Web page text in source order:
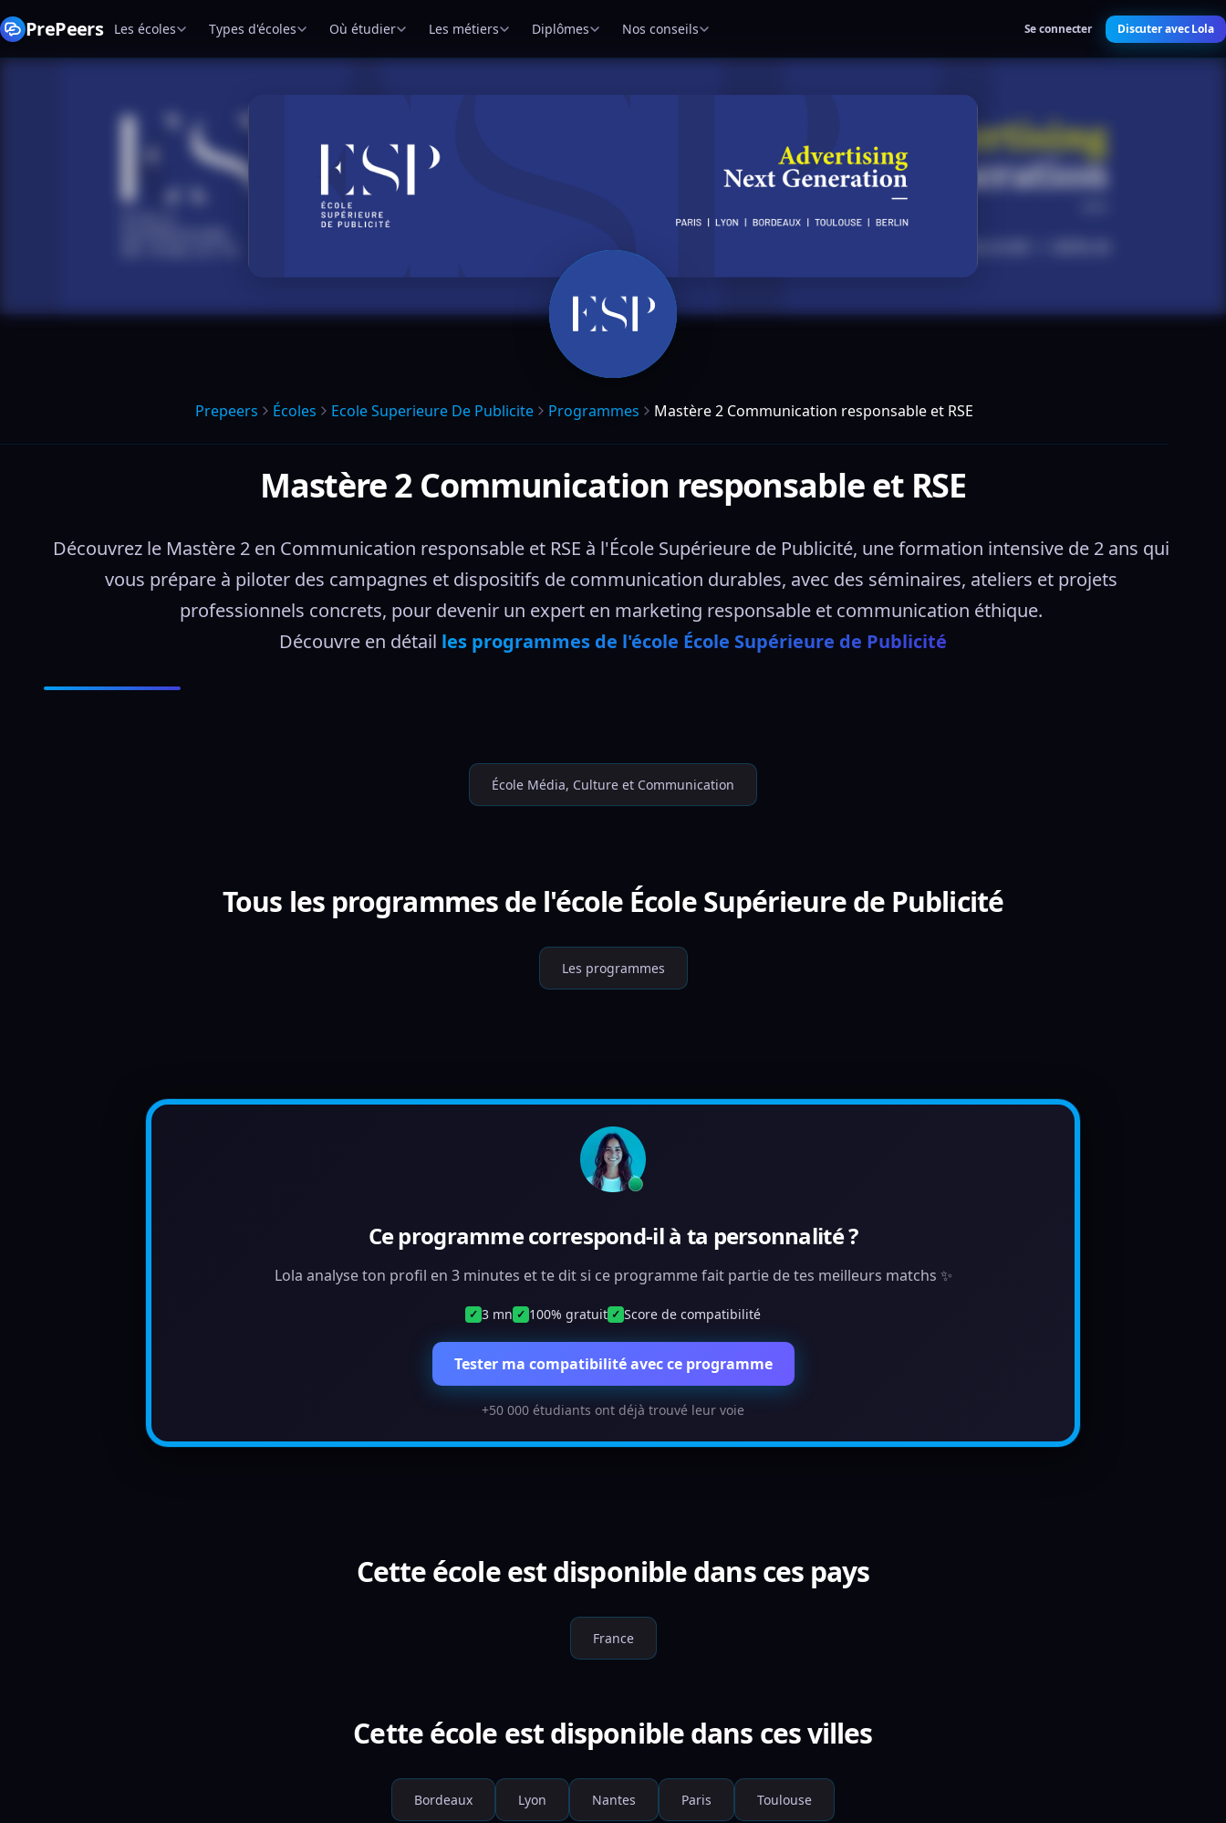
PrePeers Les écoles Types d'écoles Où étudier Les métiers Diplômes Nos conseils Se connecter Discuter avec Lola
Prepeers Écoles Ecole Superieure De Publicite Programmes Mastère 2 Communication responsable et RSE
Mastère 2 Communication responsable et RSE
Découvrez le Mastère 2 en Communication responsable et RSE à l'École Supérieure de Publicité, une formation intensive de 2 ans qui
vous prépare à piloter des campagnes et dispositifs de communication durables, avec des séminaires, ateliers et projets
professionnels concrets, pour devenir un expert en marketing responsable et communication éthique.
Découvre en détail les programmes de l'école École Supérieure de Publicité
École Média, Culture et Communication
Tous les programmes de l'école École Supérieure de Publicité
Les programmes
Ce programme correspond-il à ta personnalité ?
Lola analyse ton profil en 3 minutes et te dit si ce programme fait partie de tes meilleurs matchs ✨
✓ 3 mn ✓ 100% gratuit ✓ Score de compatibilité
Tester ma compatibilité avec ce programme
+50 000 étudiants ont déjà trouvé leur voie
Cette école est disponible dans ces pays
France
Cette école est disponible dans ces villes
Bordeaux Lyon Nantes Paris Toulouse